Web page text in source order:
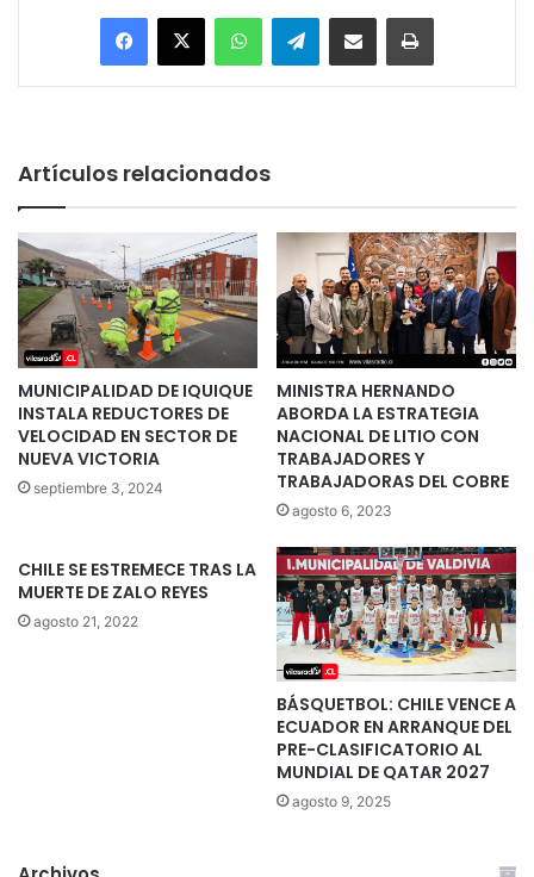
Facebook
X WhatsAppTelegramEnviar vía email Imprimir
Artículos relacionados
MUNICIPALIDAD DE IQUIQUE
INSTALA REDUCTORES DE
VELOCIDAD EN SECTOR DE
NUEVA VICTORIA
septiembre 3, 2024
MINISTRA HERNANDO
ABORDA LA ESTRATEGIA
NACIONAL DE LITIO CON
TRABAJADORES Y
TRABAJADORAS DEL COBRE
agosto 6, 2023
CHILE SE ESTREMECE TRAS LA
MUERTE DE ZALO REYES
agosto 21, 2022
BÁSQUETBOL: CHILE VENCE A
ECUADOR EN ARRANQUE DEL
PRE-CLASIFICATORIO AL
MUNDIAL DE QATAR 2027
agosto 9, 2025